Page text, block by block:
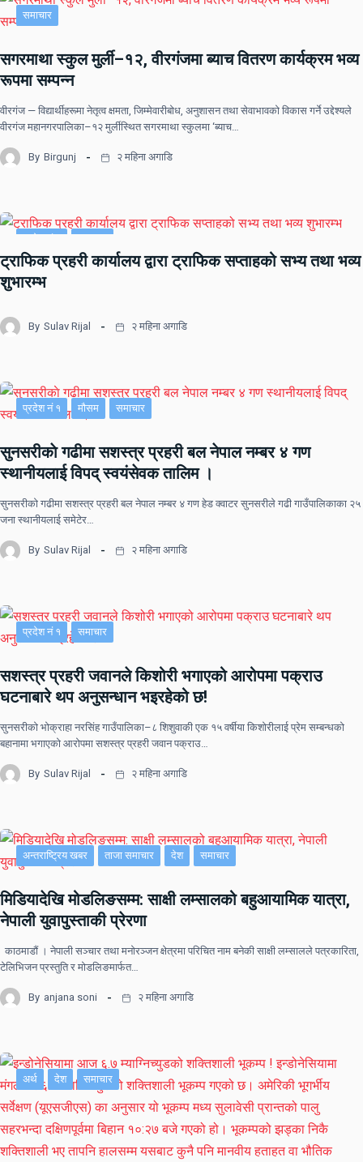
समाचार
सगरमाथा स्कुल मुर्ली–१२, वीरगंजमा ब्याच वितरण कार्यक्रम भव्य
रूपमा सम्पन्न
वीरगंज — विद्यार्थीहरूमा नेतृत्व क्षमता, जिम्मेवारीबोध, अनुशासन तथा सेवाभावको विकास गर्ने उद्देश्यले
वीरगंज महानगरपालिका–१२ मुर्लीस्थित सगरमाथा स्कुलमा ‘ब्याच…
By Birgunj २ महिना अगाडि
ट्राफिक प्रहरी कार्यालय द्वारा ट्राफिक सप्ताहको सभ्य तथा भव्य
शुभारम्भ
By Sulav Rijal २ महिना अगाडि
प्रदेश नं १ मौसम समाचार
सुनसरीकाे गढीमा सशस्त्र प्रहरी बल नेपाल नम्बर ४ गण
स्थानीयलाई विपद् स्वयंसेवक तालिम ।
सुनसरीकाे गढीमा सशस्त्र प्रहरी बल नेपाल नम्बर ४ गण हेड क्वाटर सुनसरीले गढी गाउँपालिकाका २५
जना स्थानीयलाई समेटेर…
By Sulav Rijal २ महिना अगाडि
प्रदेश नं १ समाचार
सशस्त्र प्रहरी जवानले किशोरी भगाएको आरोपमा पक्राउ
घटनाबारे थप अनुसन्धान भइरहेको छ!
सुनसरीको भोक्राहा नरसिंह गाउँपालिका–८ शिशुवाकी एक १५ वर्षीया किशोरीलाई प्रेम सम्बन्धको
बहानामा भगाएको आरोपमा सशस्त्र प्रहरी जवान पक्राउ…
By Sulav Rijal २ महिना अगाडि
अन्तराष्ट्रिय खबर ताजा समाचार देश समाचार
मिडियादेखि मोडलिङसम्म: साक्षी लम्सालको बहुआयामिक यात्रा,
नेपाली युवापुस्ताकी प्रेरणा
काठमाडौं । नेपाली सञ्चार तथा मनोरञ्जन क्षेत्रमा परिचित नाम बनेकी साक्षी लम्सालले पत्रकारिता,
टेलिभिजन प्रस्तुति र मोडलिङमार्फत…
By anjana soni २ महिना अगाडि
अर्थ देश समाचार